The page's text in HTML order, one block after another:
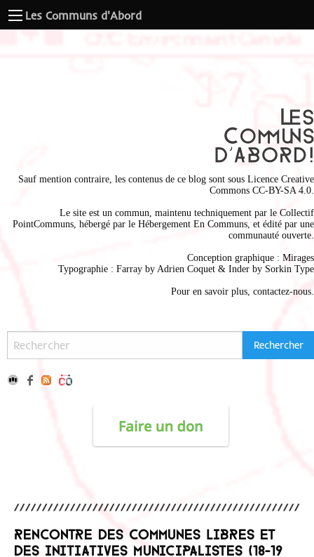
Les Communs d'Abord
Sauf mention contraire, les contenus de ce blog sont sous Licence Creative
Commons CC-BY-SA 4.0
Le site est un commun, maintenu techniquement par le Collectif
PointCommuns , hébergé par le Hébergement En Communs , et édité par une
communauté ouverte.
Conception graphique : Mirages
Typographie : Farray by Adrien Coquet & Inder by Sorkin Type
Pour en savoir plus, contactez-nous
Rencontre des Communes Libres et
des Initiatives Municipalistes (18-19